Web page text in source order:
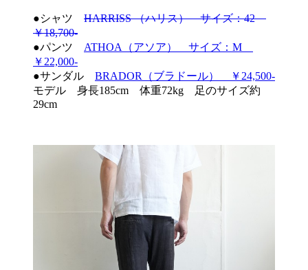
●シャツ HARRISS （ハリス） サイズ：42
￥18,700-
●パンツ ATHOA（アソア） サイズ：M
￥22,000-
●サンダル BRADOR（ブラドール） ￥24,500-
モデル 身長185cm 体重72kg 足のサイズ約
29cm